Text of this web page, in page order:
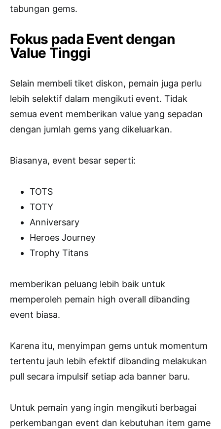
tabungan gems.
Fokus pada Event dengan
Value Tinggi
Selain membeli tiket diskon, pemain juga perlu
lebih selektif dalam mengikuti event. Tidak
semua event memberikan value yang sepadan
dengan jumlah gems yang dikeluarkan.
Biasanya, event besar seperti:
TOTS
TOTY
Anniversary
Heroes Journey
Trophy Titans
memberikan peluang lebih baik untuk
memperoleh pemain high overall dibanding
event biasa.
Karena itu, menyimpan gems untuk momentum
tertentu jauh lebih efektif dibanding melakukan
pull secara impulsif setiap ada banner baru.
Untuk pemain yang ingin mengikuti berbagai
perkembangan event dan kebutuhan item game